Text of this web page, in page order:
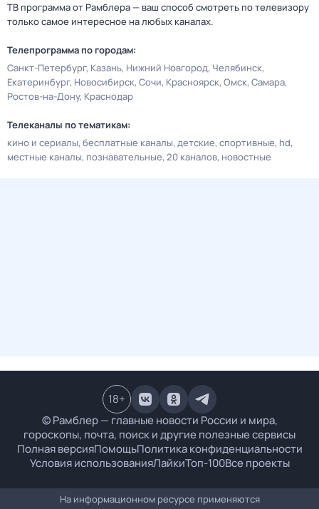
ТВ программа от Рамблера — ваш способ смотреть по телевизору
только самое интересное на любых каналах.
Телепрограмма по городам:
Санкт-Петербург Казань Нижний Новгород Челябинск
Екатеринбург Новосибирск Сочи Красноярск Омск Самара
Ростов-на-Дону Краснодар
Телеканалы по тематикам:
кино и сериалы бесплатные каналы детские спортивные hd
местные каналы познавательные 20 каналов новостные
© Рамблер — главные новости России и мира,
гороскопы, почта, поиск и другие полезные сервисы
Полная версияПомощьПолитика конфиденциальности
Условия использованияЛайкиТоп-100Все проекты
18+
На информационном ресурсе применяются